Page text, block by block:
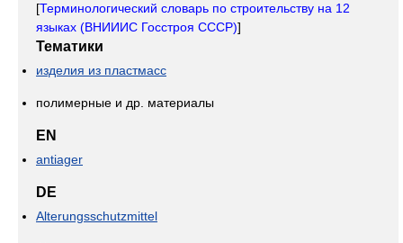
[Терминологический словарь по строительству на 12
языках (ВНИИИС Госстроя СССР)]
Тематики
изделия из пластмасс
полимерные и др. материалы
EN
antiager
DE
Alterungsschutzmittel